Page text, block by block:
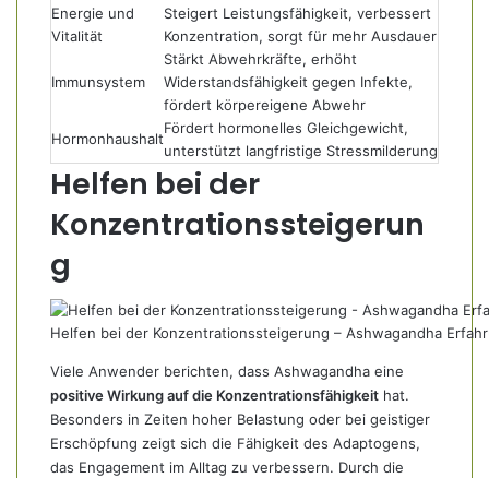
Energie und
Vitalität
Steigert Leistungsfähigkeit, verbessert
Konzentration, sorgt für mehr Ausdauer
Immunsystem
Stärkt Abwehrkräfte, erhöht
Widerstandsfähigkeit gegen Infekte,
fördert körpereigene Abwehr
Hormonhaushalt
Fördert hormonelles Gleichgewicht,
unterstützt langfristige Stressmilderung
Helfen bei der
Konzentrationssteigerun
g
Helfen bei der Konzentrationssteigerung – Ashwagandha
Viele Anwender berichten, dass Ashwagandha eine
positive Wirkung auf die Konzentrationsfähigkeit hat.
Besonders in Zeiten hoher Belastung oder bei geistiger
Erschöpfung zeigt sich die Fähigkeit des Adaptogens,
das Engagement im Alltag zu verbessern. Durch die